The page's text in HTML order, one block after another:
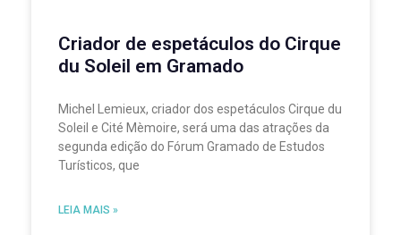
Criador de espetáculos do Cirque
du Soleil em Gramado
Michel Lemieux, criador dos espetáculos Cirque du
Soleil e Cité Mèmoire, será uma das atrações da
segunda edição do Fórum Gramado de Estudos
Turísticos, que
LEIA MAIS »